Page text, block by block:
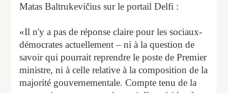
Matas Baltrukevičius sur le portail Delfi :
«Il n'y a pas de réponse claire pour les sociaux-
démocrates actuellement – ni à la question de
savoir qui pourrait reprendre le poste de Premier
ministre, ni à celle relative à la composition de la
majorité gouvernementale. Compte tenu de la